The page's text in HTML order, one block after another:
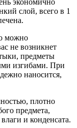
экономично
слой, всего в 1
можно
не возникнет
предметы
изгибами. При
наносится,
плотно
предмета,
и конденсата.